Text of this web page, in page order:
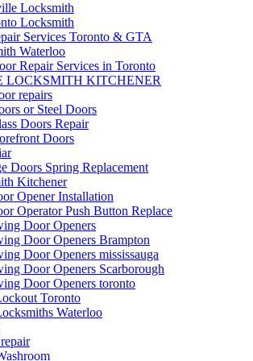
Locksmith
Locksmith
Services Toronto & GTA
Waterloo
Repair Services in Toronto
LOCKSMITH KITCHENER
repairs
or Steel Doors
Doors Repair
Doors
Doors Spring Replacement
Kitchener
Opener Installation
Operator Push Button Replace
Door Openers
Door Openers Brampton
Door Openers mississauga
Door Openers Scarborough
Door Openers toronto
Toronto
Waterloo